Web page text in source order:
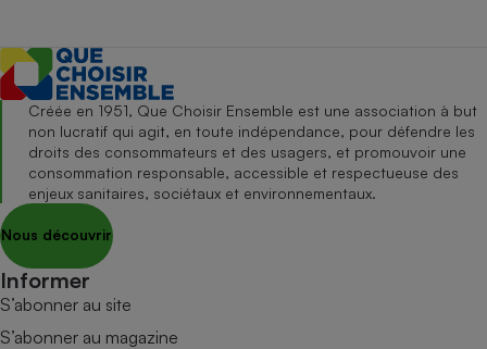
Créée en 1951, Que Choisir Ensemble est une association à but
non lucratif qui agit, en toute indépendance, pour défendre les
droits des consommateurs et des usagers, et promouvoir une
consommation responsable, accessible et respectueuse des
enjeux sanitaires, sociétaux et environnementaux.
Nous découvrir
Informer
S’abonner au site
S’abonner au magazine